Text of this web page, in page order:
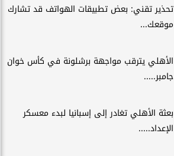
تحذير تقني: بعض تطبيقات الهواتف قد تشارك
موقعك...
الأهلي يترقب مواجهة برشلونة في كأس خوان
جامبر.....
بعثة الأهلي تغادر إلى إسبانيا لبدء معسكر
الإعداد.....